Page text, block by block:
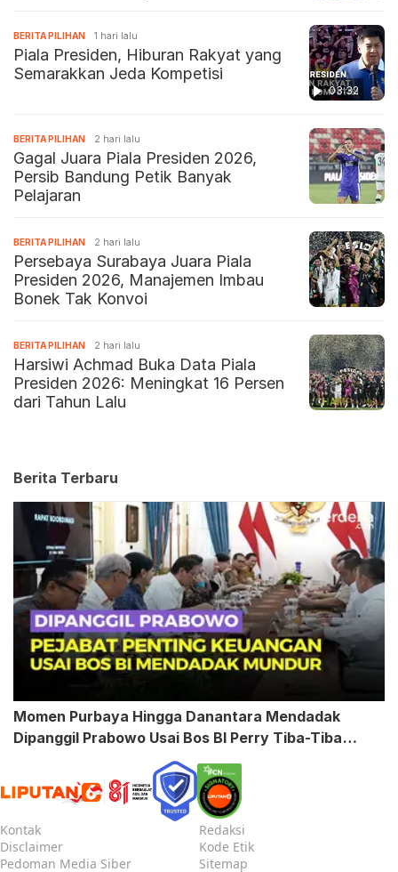
03:32
BERITA PILIHAN 1 hari lalu
Piala Presiden, Hiburan Rakyat yang
Semarakkan Jeda Kompetisi
BERITA PILIHAN 2 hari lalu
Gagal Juara Piala Presiden 2026,
Persib Bandung Petik Banyak
Pelajaran
BERITA PILIHAN 2 hari lalu
Persebaya Surabaya Juara Piala
Presiden 2026, Manajemen Imbau
Bonek Tak Konvoi
BERITA PILIHAN 2 hari lalu
Harsiwi Achmad Buka Data Piala
Presiden 2026: Meningkat 16 Persen
dari Tahun Lalu
Berita Terbaru
Momen Purbaya Hingga Danantara Mendadak
Dipanggil Prabowo Usai Bos BI Perry Tiba-Tiba
Kontak
Redaksi
Disclaimer
Kode Etik
Pedoman Media Siber
Sitemap